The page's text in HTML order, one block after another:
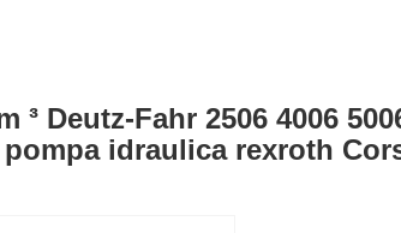
Deutz-Fahr 2506 4006
idraulica rexroth